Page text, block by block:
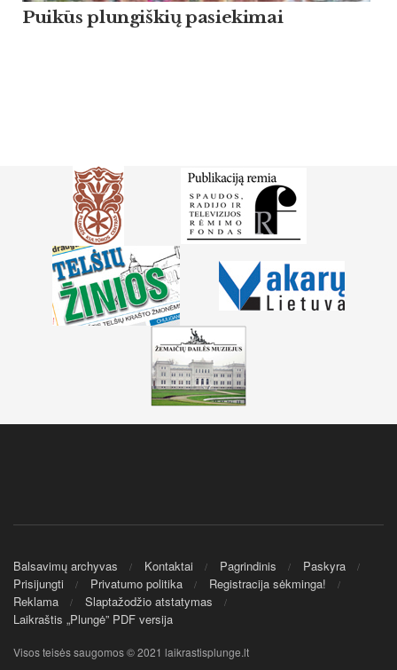
Puikūs plungiškių pasiekimai
Balsavimų archyvas Kontaktai Pagrindinis
Paskyra
Prisijungti
Privatumo politika
Registracija sėkminga!
Reklama
Slaptažodžio atstatymas
Laikraštis „Plungė” PDF versija
Visos teisės saugomos © 2021 laikrastisplunge.lt